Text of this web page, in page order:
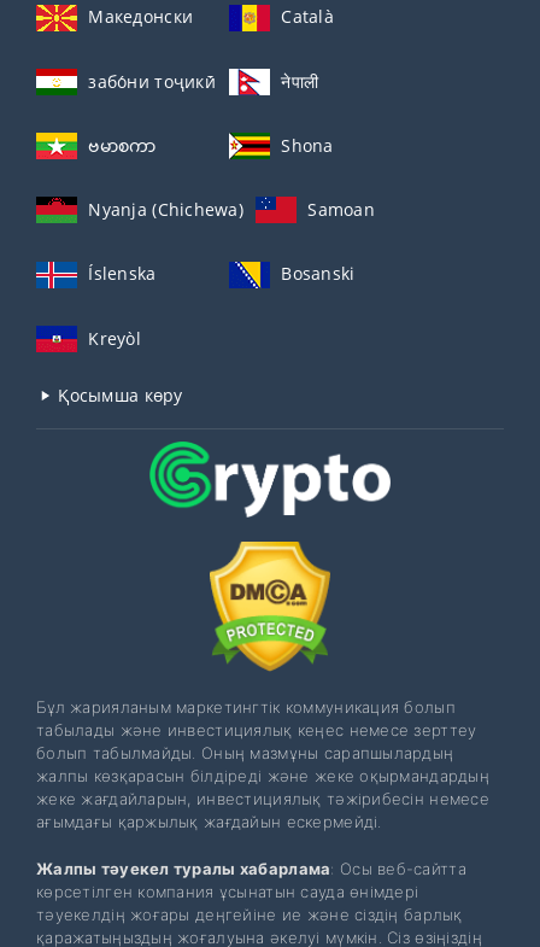
Македонски Català
забо́ни тоҷикӣ́ नेपाली
ဗမာစကာ Shona
Nyanja (Chichewa) Samoan
Íslenska Bosanski
Kreyòl
Қосымша көру
Бұл жарияланым маркетингтік коммуникация болып
табылады және инвестициялық кеңес немесе зерттеу
болып табылмайды. Оның мазмұны сарапшылардың
жалпы көзқарасын білдіреді және жеке оқырмандардың
жеке жағдайларын, инвестициялық тәжірибесін немесе
ағымдағы қаржылық жағдайын ескермейді.
Жалпы тәуекел туралы хабарлама: Осы веб-сайтта
көрсетілген компания ұсынатын сауда өнімдері
тәуекелдің жоғары деңгейіне ие және сіздің барлық
қаражатыңыздың жоғалуына әкелуі мүмкін. Сіз өзіңіздің